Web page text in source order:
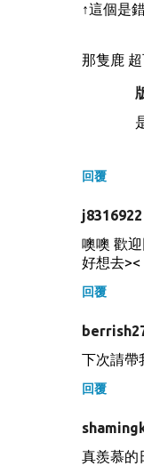
↑這個是
那隻鹿
回覆
j8316922
噢噢 歡迎
好想去><
回覆
下次請帶
回覆
真羨慕的